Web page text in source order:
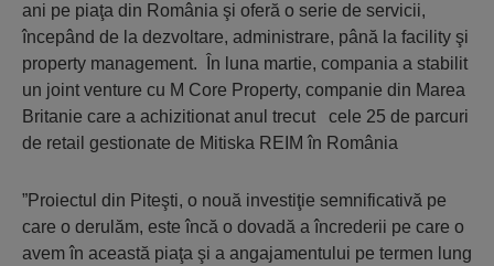
ani pe piaţa din România şi oferă o serie de servicii,
începând de la dezvoltare, administrare, până la facility şi
property management. În luna martie, compania a stabilit
un joint venture cu M Core Property, companie din Marea
Britanie care a achizitionat anul trecut cele 25 de parcuri
de retail gestionate de Mitiska REIM în România
”Proiectul din Piteşti, o nouă investiţie semnificativă pe
care o derulăm, este încă o dovadă a încrederii pe care o
avem în această piaţa şi a angajamentului pe termen lung